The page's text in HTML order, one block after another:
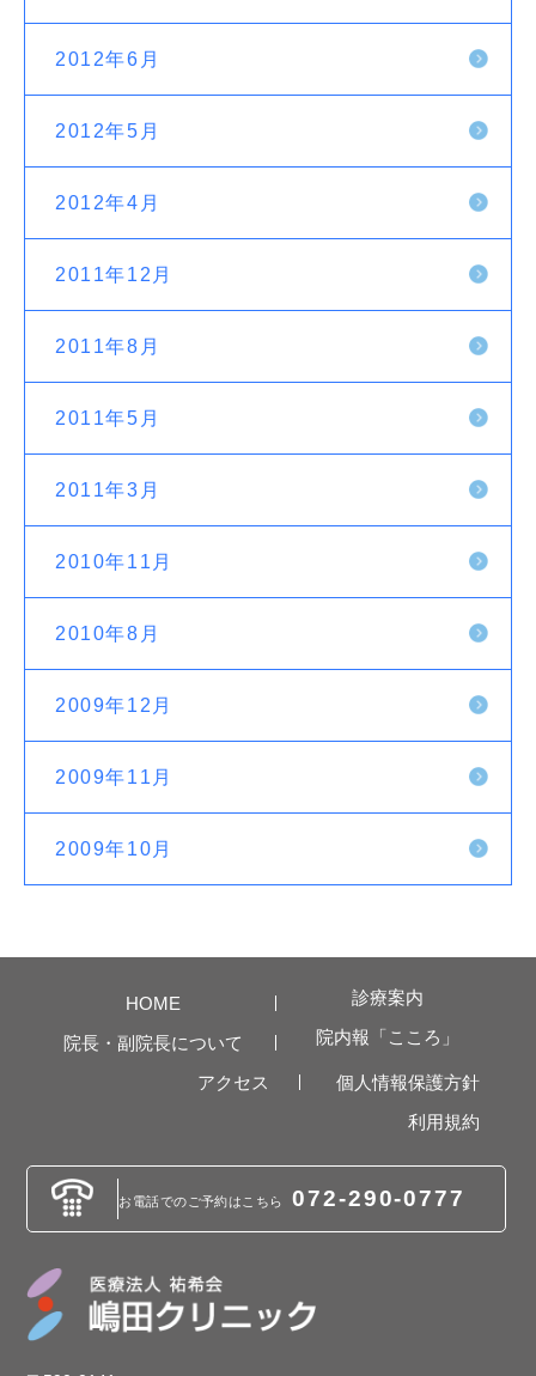
2012年6月
2012年5月
2012年4月
2011年12月
2011年8月
2011年5月
2011年3月
2010年11月
2010年8月
2009年12月
2009年11月
2009年10月
お電話でのご予約は こちら 072-290-0777
HOME 診療案内
院長・副院長について 院内報「こころ」
アクセス
個人情報保護方針
利用規約